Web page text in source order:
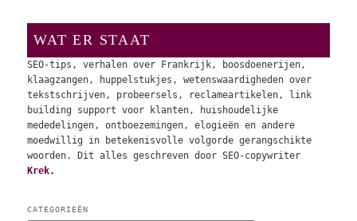
WAT ER STAAT
SEO-tips, verhalen over Frankrijk, boosdoenerijen,
klaagzangen, huppelstukjes, wetenswaardigheden over
tekstschrijven, probeersels, reclameartikelen, link
building support voor klanten, huishoudelijke
mededelingen, ontboezemingen, elogieën en andere
moedwillig in betekenisvolle volgorde gerangschikte
woorden. Dit alles geschreven door SEO-copywriter
Krek.
CATEGORIEËN